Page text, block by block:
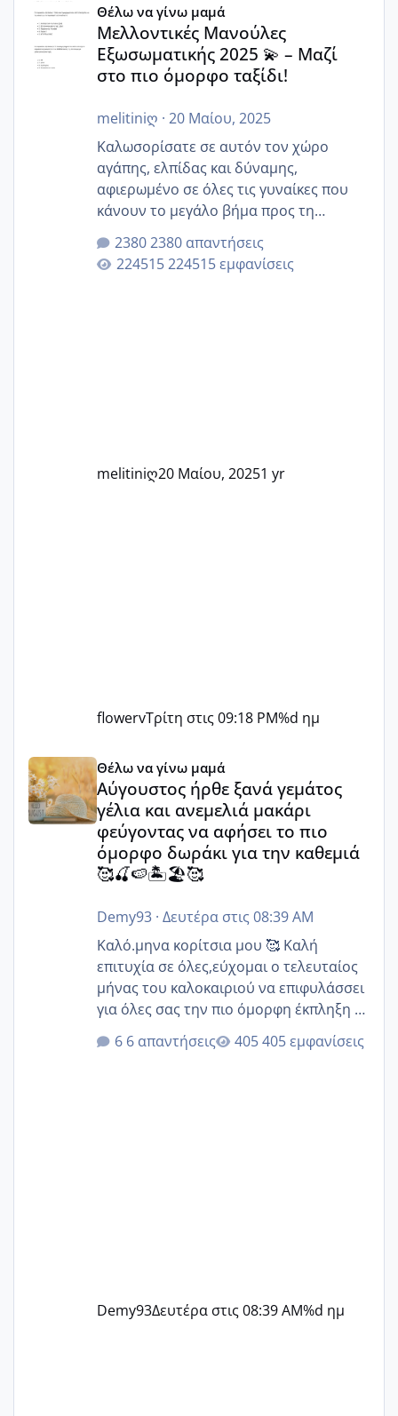
Θέλω να γίνω μαμά
Μελλοντικές Μανούλες
Εξωσωματικής 2025 💫 – Μαζί
στο πιο όμορφο ταξίδι!
melitiniღ · 20 Μαίου, 2025
Καλωσορίσατε σε αυτόν τον χώρο
αγάπης, ελπίδας και δύναμης,
αφιερωμένο σε όλες τις γυναίκες που
κάνουν το μεγάλο βήμα προς τη
μητρότητα μέσω εξωσωματικής το 2025.
Εδώ θα μοιραστούμε αγωνίες, χαρές,
εμπειρίες και κάθε μικρή ή μεγάλη
2380 απαντήσεις
224515 εμφανίσεις
melitiniღ20 Μαίου, 20251 yr
flowervΤρίτη στις 09:18 PM%d ημ
Αύγουστος ήρθε ξανά γεμάτος γέλια και ανεμελιά
Θέλω να γίνω μαμά
Αύγουστος ήρθε ξανά γεμάτος
γέλια και ανεμελιά μακάρι
φεύγοντας να αφήσει το πιο
όμορφο δωράκι για την καθεμιά
🥰🍒🍉🏝️🏖️🥰
Demy93· Δευτέρα στις 08:39 AM
Καλό.μηνα κορίτσια μου 🥰 Καλή
επιτυχία σε όλες,εύχομαι ο τελευταίος
μήνας του καλοκαιριού να επιφυλάσσει
για όλες σας την πιο όμορφη έκπληξη 🧿
@Elk @Melikara86 @Παρασκευαιδου
@Zenia z @melitiniღ @Christi.D.
6 απαντήσεις 405 εμφανίσεις
Demy93Δευτέρα στις 08:39 AM%d ημ